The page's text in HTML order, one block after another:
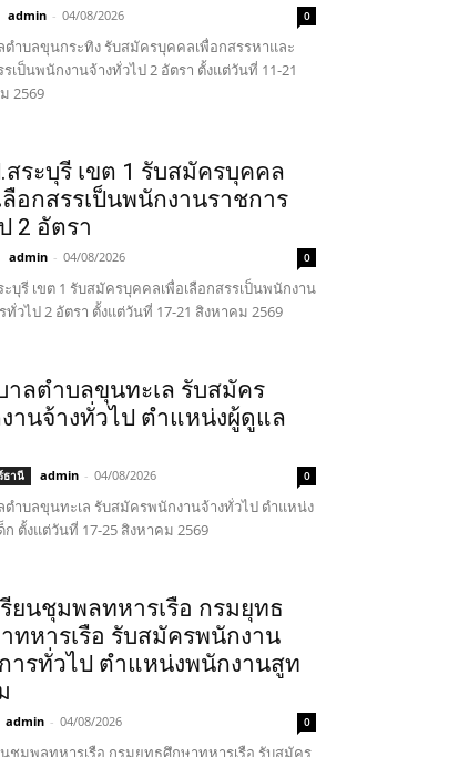
admin - 04/08/2026 0
ตำบลขุนกระทิง รับสมัครบุคคลเพื่อกสรรหาและ
รเป็นพนักงานจ้างทั่วไป 2 อัตรา ตั้งแต่วันที่ 11-21
2569
สระบุรี เขต 1 รับสมัครบุคคล
ลือกสรรเป็นพนักงานราชการ
2 อัตรา
admin - 04/08/2026 0
บุรี เขต 1 รับสมัครบุคคลเพื่อเลือกสรรเป็นพนักงาน
ทั่วไป 2 อัตรา ตั้งแต่วันที่ 17-21 สิงหาคม 2569
าลตำบลขุนทะเล รับสมัคร
านจ้างทั่วไป ตำแหน่งผู้ดูแล
ธานี admin - 04/08/2026 0
ตำบลขุนทะเล รับสมัครพนักงานจ้างทั่วไป ตำแหน่ง
ก ตั้งแต่วันที่ 17-25 สิงหาคม 2569
รียนชุมพลทหารเรือ กรมยุทธ
ทหารเรือ รับสมัครพนักงาน
ารทั่วไป ตำแหน่งพนักงานสูท
admin - 04/08/2026 0
นชุมพลทหารเรือ กรมยุทธศึกษาทหารเรือ รับสมัคร